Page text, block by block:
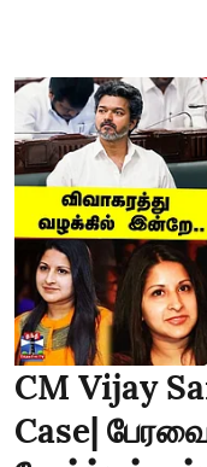
CM Vijay
Case|